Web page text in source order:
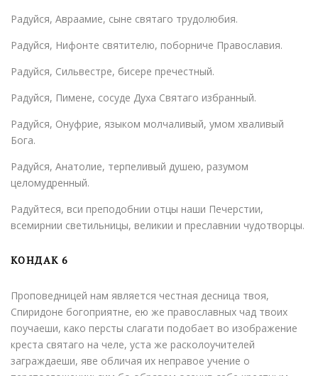
Радуйся, Авраамие, сыне святаго трудолюбия.
Радуйся, Нифонте святителю, поборниче Православия.
Радуйся, Сильвестре, бисере пречестный.
Радуйся, Пимене, сосуде Духа Святаго избранный.
Радуйся, Онуфрие, языком молчаливый, умом хваливый
Бога.
Радуйся, Анатолие, терпеливый душею, разумом
целомудренный.
Радуйтеся, вси преподобнии отцы наши Печерстии,
всемирнии светильницы, великии и преславнии чудотворцы.
КОНДАК 6
Проповедницей нам является честная десница твоя,
Спиридоне богоприятне, ею же православных чад твоих
поучаеши, како персты слагати подобает во изображение
креста святаго на челе, уста же расколоучителей
заграждаеши, яве обличая их неправое учение о